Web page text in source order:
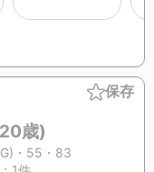
保存
歳)
・55・83